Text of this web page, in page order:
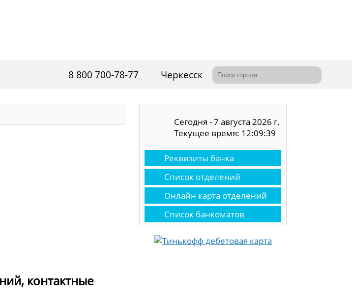
8 800 700-78-77 Черкесск
контактные
Сегодня - 7 августа 2026 г.
Текущее время: 12:09:40
Реквизиты банка
Список отделений
Онлайн карта отделений
Список банкоматов